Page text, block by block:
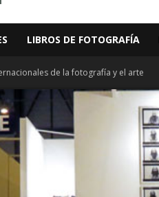
LIBROS DE FOTOGRAFÍA
de la fotografía y el arte